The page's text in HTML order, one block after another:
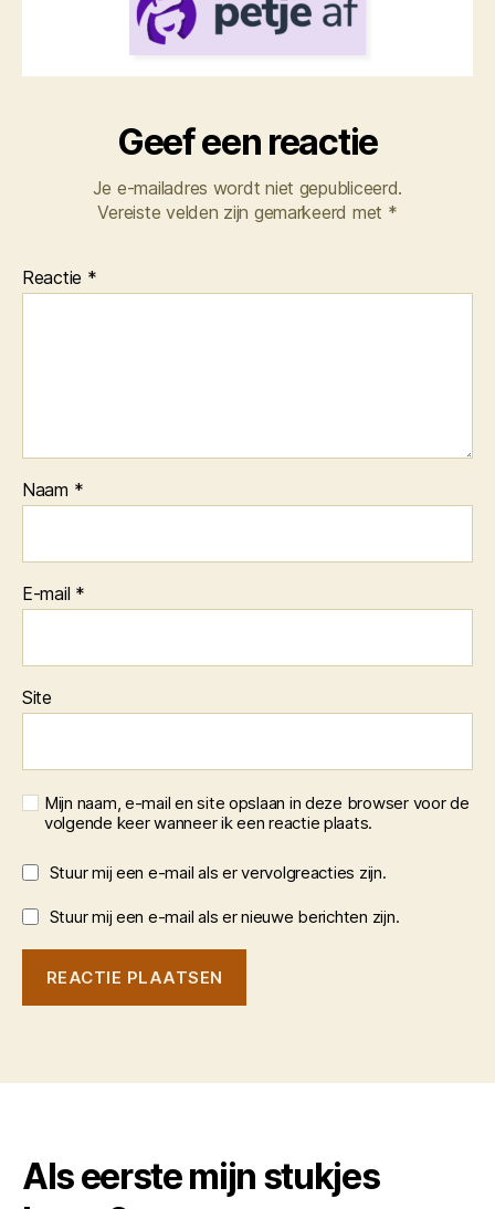
Geef een reactie
Je e-mailadres wordt niet gepubliceerd.
Vereiste velden zijn gemarkeerd met *
Reactie *
Naam *
E-mail *
Site
Mijn naam, e-mail en site opslaan in deze browser voor de
volgende keer wanneer ik een reactie plaats.
Stuur mij een e-mail als er vervolgreacties zijn.
Stuur mij een e-mail als er nieuwe berichten zijn.
Als eerste mijn stukjes